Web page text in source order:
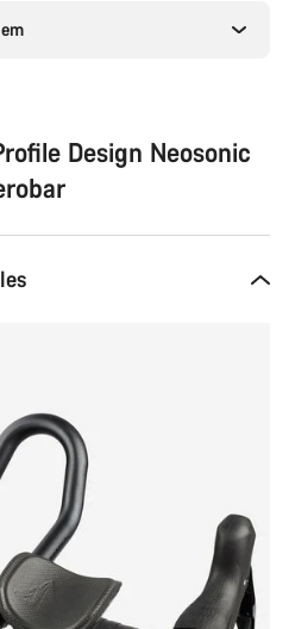
Design Neosonic